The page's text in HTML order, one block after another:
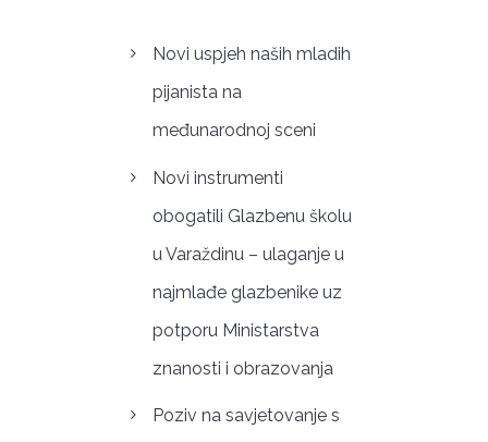
Novi uspjeh naših mladih
pijanista na
međunarodnoj sceni
Novi instrumenti
obogatili Glazbenu školu
u Varaždinu – ulaganje u
najmlađe glazbenike uz
potporu Ministarstva
znanosti i obrazovanja
Poziv na savjetovanje s